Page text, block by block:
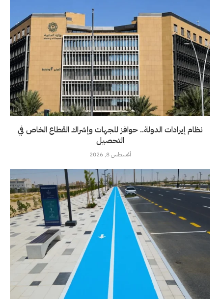
نظام إيرادات الدولة.. حوافز للجهات وإشراك القطاع الخاص في
التحصيل
أغسطس 8, 2026